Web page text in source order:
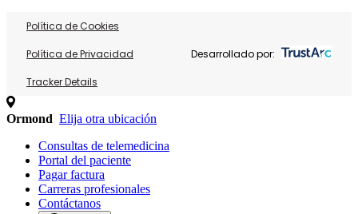
Política de Cookies
Política de Privacidad
Tracker Details
Desarrollado por:
Ormond Elija otra ubicación
Consultas de telemedicina
Portal del paciente
Pagar factura
Carreras profesionales
Contáctanos